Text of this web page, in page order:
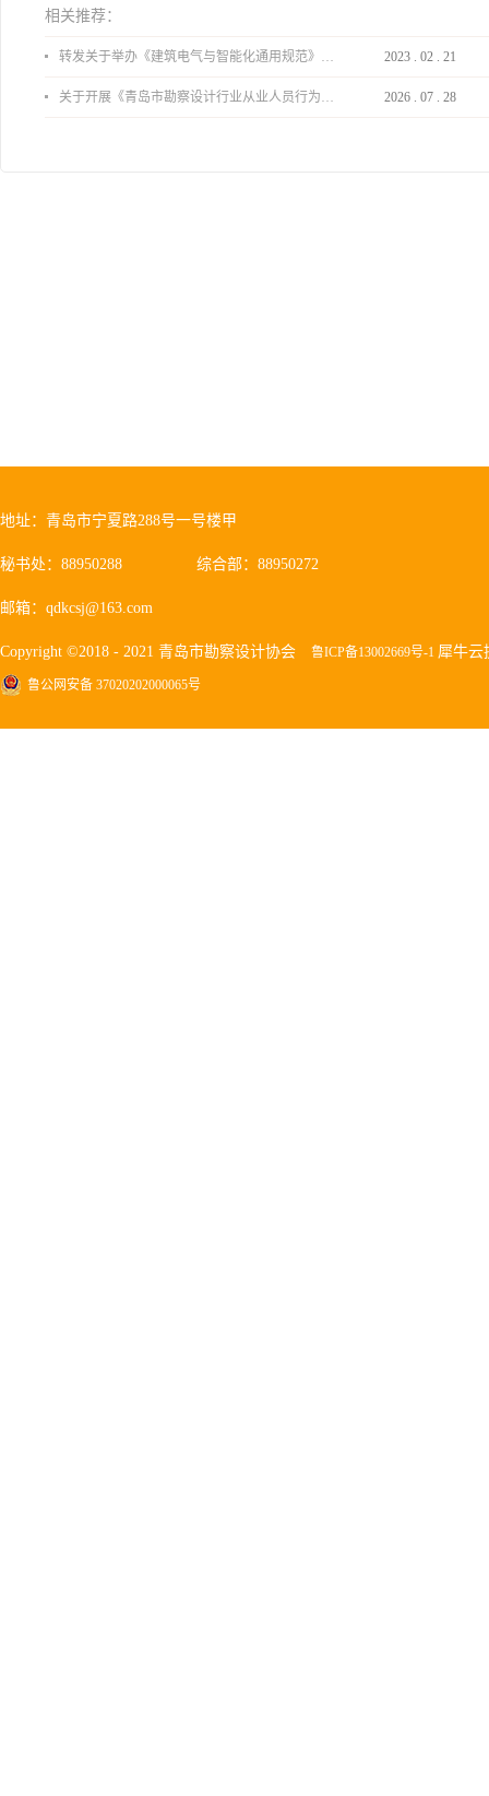
相关推荐：
转发关于举办《建筑电气与智能化通用规范》 GB55024-2022公益宣贯的通知 2023 . 02 . 21
关于开展《青岛市勘察设计行业从业人员行为导则》、《青岛市住宅工程设计审查品质提升指引（2026版）》宣贯活动的通知 2026 . 07 . 28
地址：青岛市宁夏路288号一号楼甲
秘书处：88950288 综合部：88950272
邮箱：qdkcsj@163.com
Copyright ©2018 - 2021 青岛市勘察设计协会 鲁ICP备13002669号-1 犀牛云
鲁公网安备 37020202000065号